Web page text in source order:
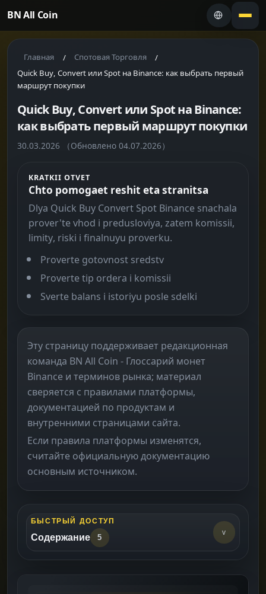
BN All Coin
Главная / Спотовая Торговля /
Quick Buy, Convert или Spot на Binance: как выбрать первый
маршрут покупки
Quick Buy, Convert или Spot на Binance:
как выбрать первый маршрут покупки
30.03.2026 （Обновлено 04.07.2026）
KRATKII OTVET
Chto pomogaet reshit eta stranitsa
Dlya Quick Buy Convert Spot Binance snachala
prover'te vhod i predusloviya, zatem komissii,
limity, riski i finalnuyu proverku.
Proverte gotovnost sredstv
Proverte tip ordera i komissii
Sverte balans i istoriyu posle sdelki
Эту страницу поддерживает редакционная
команда BN All Coin - Глоссарий монет
Binance и терминов рынка; материал
сверяется с правилами платформы,
документацией по продуктам и
внутренними страницами сайта.
Если правила платформы изменятся,
считайте официальную документацию
основным источником.
БЫСТРЫЙ ДОСТУП
Содержание 5
v
Короткое Сравнение ->